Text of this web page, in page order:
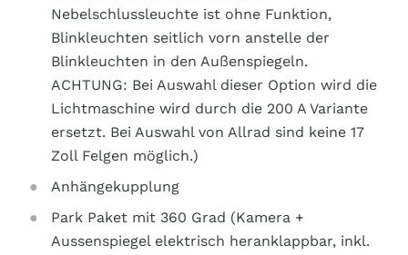
Nebelschlussleuchte ist ohne Funktion,
Blinkleuchten seitlich vorn anstelle der
Blinkleuchten in den Außenspiegeln.
ACHTUNG: Bei Auswahl dieser Option wird die
Lichtmaschine wird durch die 200 A Variante
ersetzt. Bei Auswahl von Allrad sind keine 17
Zoll Felgen möglich.)
Anhängekupplung
Park Paket mit 360 Grad (Kamera +
Aussenspiegel elektrisch heranklappbar, inkl.